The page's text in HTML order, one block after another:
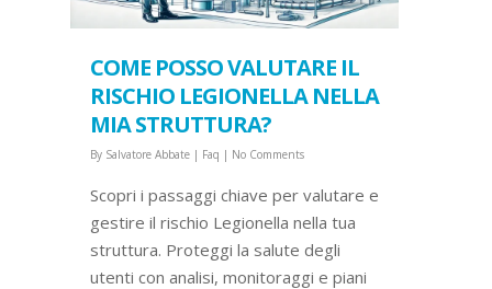
COME POSSO VALUTARE IL
RISCHIO LEGIONELLA NELLA
MIA STRUTTURA?
By Salvatore Abbate | Faq | No Comments
Scopri i passaggi chiave per valutare e
gestire il rischio Legionella nella tua
struttura. Proteggi la salute degli
utenti con analisi, monitoraggi e piani